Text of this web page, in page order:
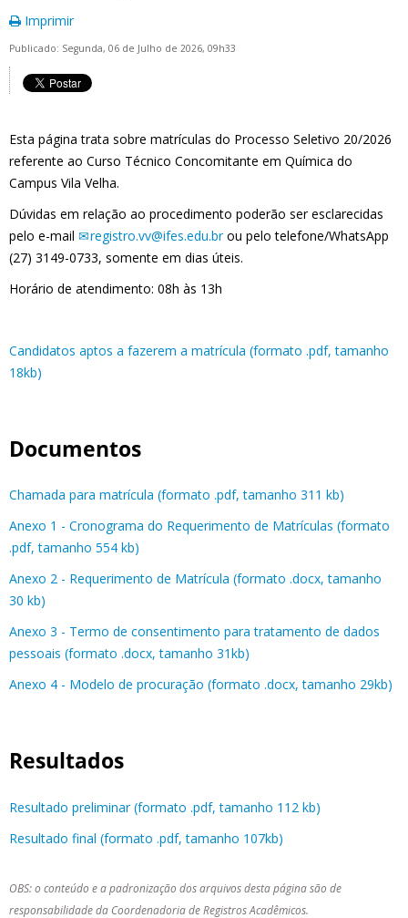
Imprimir
Publicado: Segunda, 06 de Julho de 2026, 09h33
Esta página trata sobre matrículas do Processo Seletivo 20/2026
referente ao Curso Técnico Concomitante em Química do
Campus Vila Velha.
Dúvidas em relação ao procedimento poderão ser esclarecidas
pelo e-mail
registro.vv@ifes.edu.brou pelo telefone/WhatsApp
(27) 3149-0733, somente em dias úteis.
Horário de atendimento: 08h às 13h
Candidatos aptos a fazerem a matrícula (formato .pdf, tamanho
18kb)
Documentos
Chamada para matrícula (formato .pdf, tamanho 311 kb)
Anexo 1 - Cronograma do Requerimento de Matrículas (formato
.pdf, tamanho 554 kb)
Anexo 2 - Requerimento de Matrícula (formato .docx, tamanho
30 kb)
Anexo 3 - Termo de consentimento para tratamento de dados
pessoais (formato .docx, tamanho 31kb)
Anexo 4 - Modelo de procuração (formato .docx, tamanho 29kb)
Resultados
Resultado preliminar (formato .pdf, tamanho 112 kb)
Resultado final (formato .pdf, tamanho 107kb)
OBS: o conteúdo e a padronização dos arquivos desta página são de
responsabilidade da Coordenadoria de Registros Acadêmicos.